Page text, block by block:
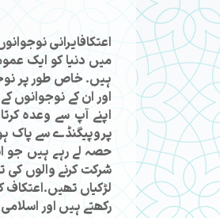
اعتکافایرانی
میں دنیا کو ایک
ہیں۔ خاص طور پر
اور ان کے
اپنے آپ سے وعدہ
پروپیگنڈے سے پاک
حصہ لے رہے ہیں جو
لڑکیاں تھیں۔اعتکاف
رکھتے ہیں اور